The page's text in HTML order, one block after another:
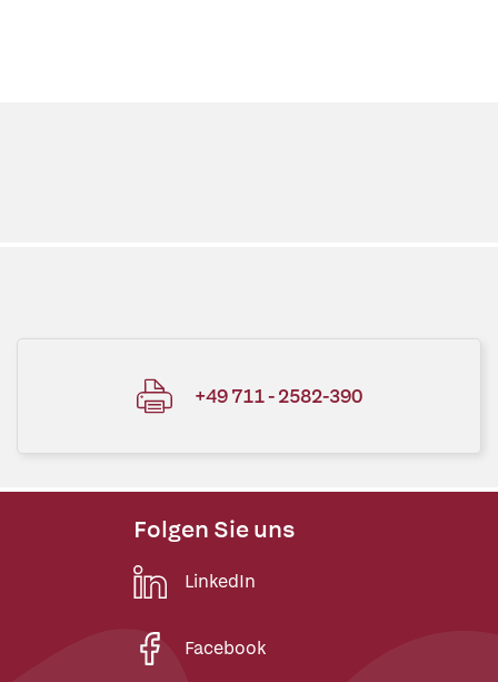
+49 711 - 2582-390
Folgen Sie uns
LinkedIn
Facebook